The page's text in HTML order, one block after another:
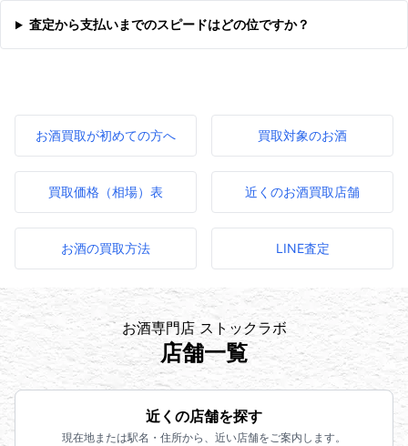
査定から支払いまでのスピードはどの位ですか？
お酒買取が初めての方へ 買取対象のお酒
買取価格（相場）表 近くのお酒買取店舗
お酒の買取方法 LINE査定
お酒専門店 ストックラボ
店舗一覧
近くの店舗を探す
現在地または駅名・住所から、近い店舗をご案内します。